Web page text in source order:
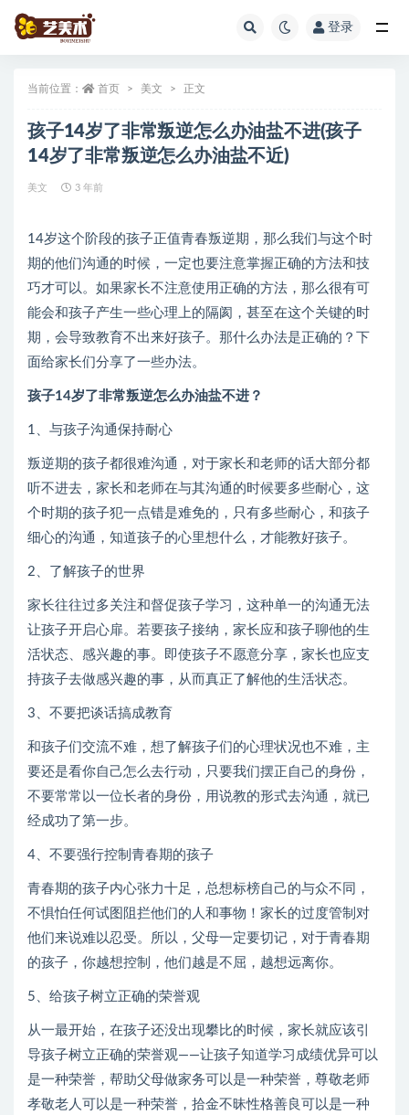
登录
当前位置： 首页 美文 正文
孩子14岁了非常叛逆怎么办油盐不进(孩子
14岁了非常叛逆怎么办油盐不近)
美文 3 年前
14岁这个阶段的孩子正值青春叛逆期，那么我们与这个时
期的他们沟通的时候，一定也要注意掌握正确的方法和技
巧才可以。如果家长不注意使用正确的方法，那么很有可
能会和孩子产生一些心理上的隔阂，甚至在这个关键的时
期，会导致教育不出来好孩子。那什么办法是正确的？下
面给家长们分享了一些办法。
孩子14岁了非常叛逆怎么办油盐不进？
1、与孩子沟通保持耐心
叛逆期的孩子都很难沟通，对于家长和老师的话大部分都
听不进去，家长和老师在与其沟通的时候要多些耐心，这
个时期的孩子犯一点错是难免的，只有多些耐心，和孩子
细心的沟通，知道孩子的心里想什么，才能教好孩子。
2、了解孩子的世界
家长往往过多关注和督促孩子学习，这种单一的沟通无法
让孩子开启心扉。若要孩子接纳，家长应和孩子聊他的生
活状态、感兴趣的事。即使孩子不愿意分享，家长也应支
持孩子去做感兴趣的事，从而真正了解他的生活状态。
3、不要把谈话搞成教育
和孩子们交流不难，想了解孩子们的心理状况也不难，主
要还是看你自己怎么去行动，只要我们摆正自己的身份，
不要常常以一位长者的身份，用说教的形式去沟通，就已
经成功了第一步。
4、不要强行控制青春期的孩子
青春期的孩子内心张力十足，总想标榜自己的与众不同，
不惧怕任何试图阻拦他们的人和事物！家长的过度管制对
他们来说难以忍受。所以，父母一定要切记，对于青春期
的孩子，你越想控制，他们越是不屈，越想远离你。
5、给孩子树立正确的荣誉观
从一最开始，在孩子还没出现攀比的时候，家长就应该引
导孩子树立正确的荣誉观——让孩子知道学习成绩优异可以
是一种荣誉，帮助父母做家务可以是一种荣誉，尊敬老师
孝敬老人可以是一种荣誉，拾金不昧性格善良可以是一种